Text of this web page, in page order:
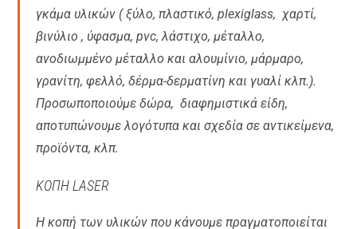
γκάμα υλικών ( ξύλο, πλαστικό, plexiglass, χαρτί,
βινύλιο , ύφασμα, pvc, λάστιχο, μέταλλο,
ανοδιωμμένο μέταλλο και αλουμίνιο, μάρμαρο,
γρανίτη, φελλό, δέρμα-δερματίνη και γυαλί κλπ.).
Προσωποποιούμε δώρα, διαφημιστικά είδη,
αποτυπώνουμε λογότυπα και σχεδία σε αντικείμενα,
προϊόντα, κλπ.
ΚΟΠΗ LASER
Η κοπή των υλικών που κάνουμε πραγματοποιείται